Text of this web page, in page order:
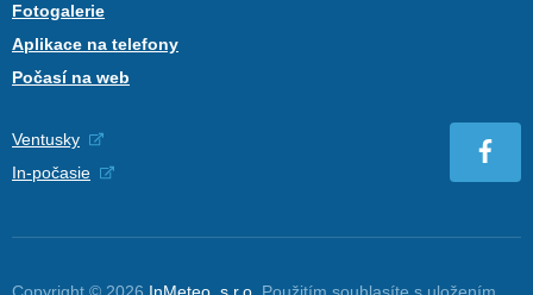
Fotogalerie
Aplikace na telefony
Počasí na web
Ventusky
In-počasie
Copyright © 2026 InMeteo, s.r.o. Použitím souhlasíte s uložením